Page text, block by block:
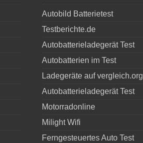
Autobild Batterietest
Testberichte.de
Autobatterieladegerät Test
Autobatterien im Test
Ladegeräte auf vergleich.org
Autobatterieladegerät Test
Motorradonline
Milight Wifi
Ferngesteuertes Auto Test